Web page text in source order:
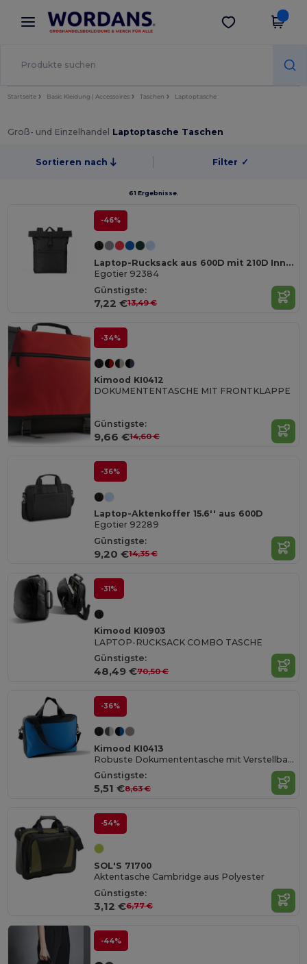
× Wordans App
Bessere Preise in der App!
App holen
Startseite Basic Kleidung | Accessoires Taschen Laptoptasche
Groß- und Einzelhandel Laptoptasche Taschen
Sortieren nach Filter ✓
61 Ergebnisse.
-46%
Laptop-Rucksack aus 600D mit 210D Innenfutter 17.3"
Egotier 92384
Günstigste:
7,22 €13,49 €
-34%
Kimood KI0412
DOKUMENTENTASCHE MIT FRONTKLAPPE
Günstigste:
9,66 €14,60 €
-36%
Laptop-Aktenkoffer 15.6'' aus 600D
Egotier 92289
Günstigste:
9,20 €14,35 €
-31%
Kimood KI0903
LAPTOP-RUCKSACK COMBO TASCHE
Günstigste:
48,49 €70,50 €
-36%
Kimood KI0413
Robuste Dokumententasche mit Verstellbarem Schultergurt
Günstigste:
5,51 €8,63 €
-54%
SOL'S 71700
Aktentasche Cambridge aus Polyester
Günstigste:
3,12 €6,77 €
-44%